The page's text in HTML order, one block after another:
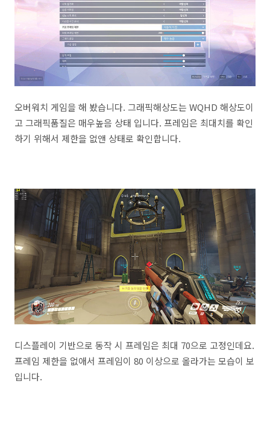
오버워치 게임을 해 봤습니다. 그래픽해상도는 WQHD 해상도이
고 그래픽품질은 매우높음 상태 입니다. 프레임은 최대치를 확인
하기 위해서 제한을 없앤 상태로 확인합니다.
디스플레이 기반으로 동작 시 프레임은 최대 70으로 고정인데요.
프레임 제한을 없애서 프레임이 80 이상으로 올라가는 모습이 보
입니다.